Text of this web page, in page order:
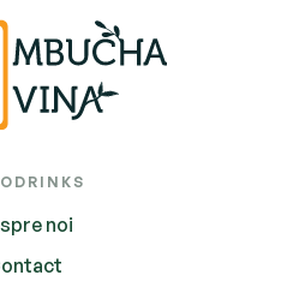
noi